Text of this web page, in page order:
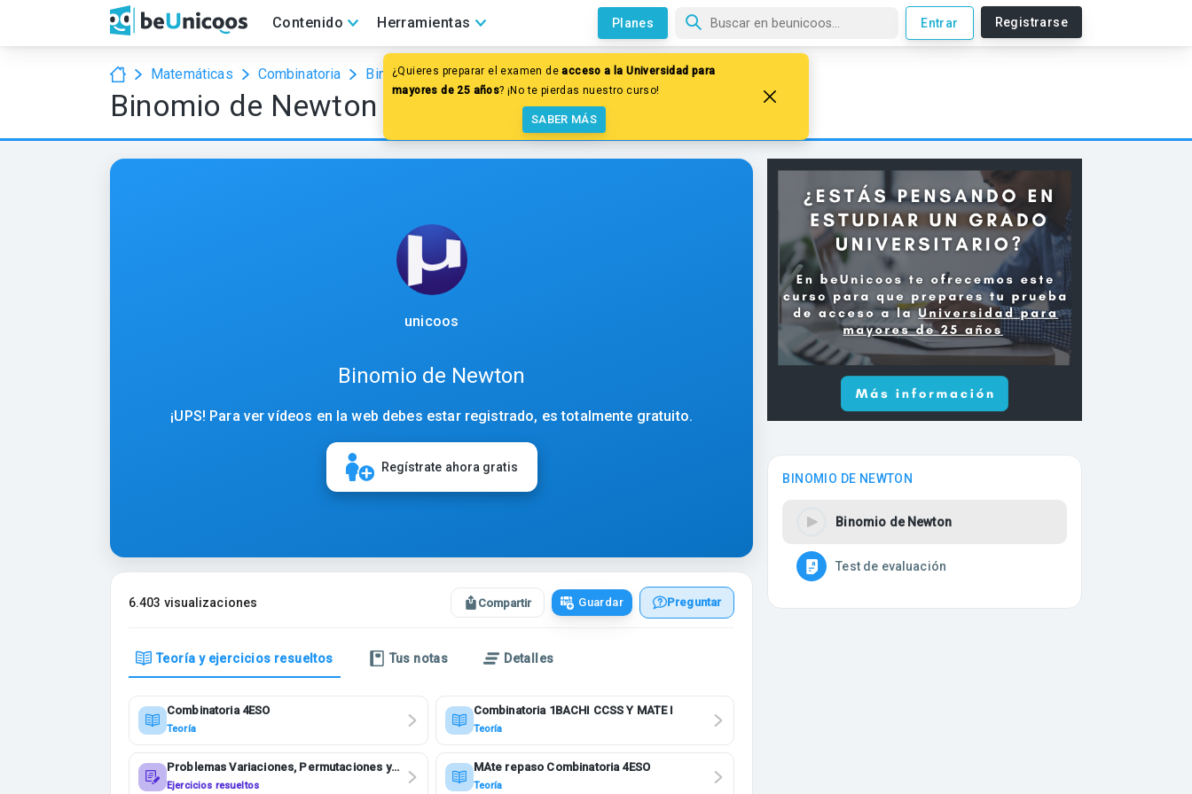
Contenido Herramientas Planes Entrar Registrarse
¿Quieres preparar el examen deacceso a la Universidad para
mayores de 25 años? ¡No te pierdas nuestro curso!
SABER MÁS
Matemáticas Combinatoria Binomio de Newton
Binomio de Newton
unicoos
Binomio de Newton
¡UPS! Para ver vídeos en la web debes estar registrado, es totalmente gratuito.
Regístrate ahora gratis
6.403 visualizaciones Compartir Guardar Preguntar
Teoría y ejercicios resueltos Tus notas Detalles
Combinatoria 4ESO
Teoría
Combinatoria 1BACHI CCSS Y MATE I
Teoría
Problemas Variaciones, Permutaciones y
Combinaciones 1BACHI CCSS Y MATE I
Ejercicios resueltos
MAte repaso Combinatoria 4ESO
Teoría
BINOMIO DE NEWTON
Binomio de Newton
Test de evaluación